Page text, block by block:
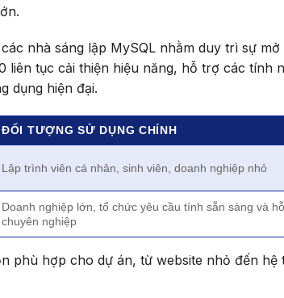
nhà sáng lập MySQL nhằm duy trì sự mở
liên tục cải thiện hiệu năng, hỗ trợ các tính
dụng hiện đại.
ĐỐI TƯỢNG SỬ DỤNG CHÍNH
Lập trình viên cá nhân, sinh viên, doanh nghiệp nhỏ
Doanh nghiệp lớn, tổ chức yêu cầu tính sẵn sàng và
chuyên nghiệp
phù hợp cho dự án, từ website nhỏ đến hệ